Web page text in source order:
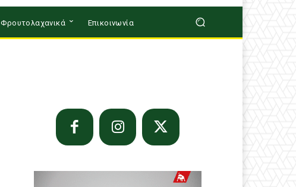
Φρουτολαχανικά Επικοινωνία